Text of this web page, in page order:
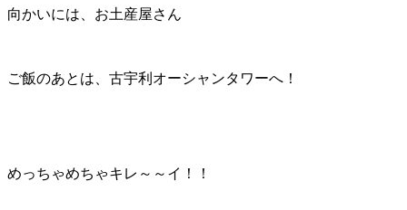
向かいには、お土産屋さん
ご飯のあとは、古宇利オーシャンタワーへ！
めっちゃめちゃキレ～～イ！！